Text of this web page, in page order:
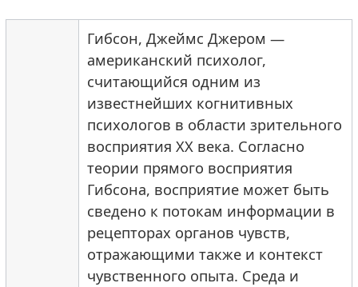
Гибсон, Джеймс Джером —
американский психолог,
считающийся одним из
известнейших когнитивных
психологов в области зрительного
восприятия XX века. Согласно
теории прямого восприятия
Гибсона, восприятие может быть
сведено к потокам информации в
рецепторах органов чувств,
отражающими также и контекст
чувственного опыта. Среда и